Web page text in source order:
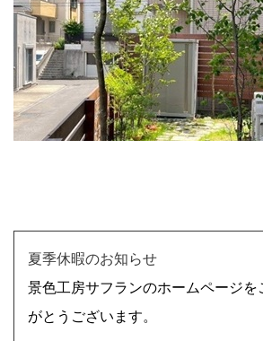
上記をクリックしてください。
夏季休暇のお知らせ
景色工房サフランのホームページを
がとうございます。